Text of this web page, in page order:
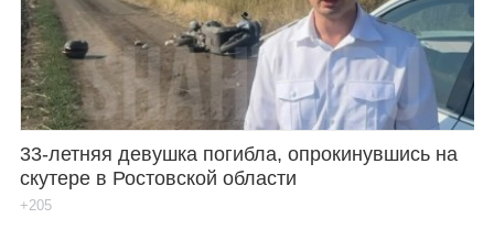
33-летняя девушка погибла, опрокинувшись на
скутере в Ростовской области
+205